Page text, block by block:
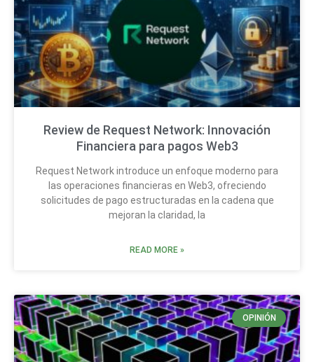
Review de Request Network: Innovación
Financiera para pagos Web3
Request Network introduce un enfoque moderno para
las operaciones financieras en Web3, ofreciendo
solicitudes de pago estructuradas en la cadena que
mejoran la claridad, la
READ MORE »
OPINIÓN